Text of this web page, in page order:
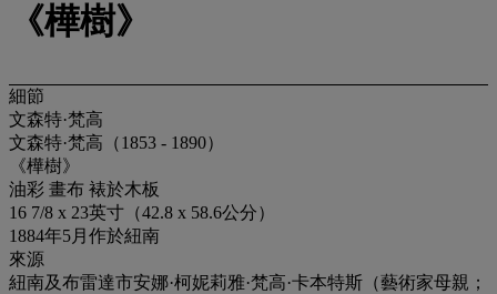
《樺樹》
細節
文森特·梵高
文森特·梵高（1853 - 1890）
《樺樹》
油彩 畫布 裱於木板
16 7/8 x 23英寸（42.8 x 58.6公分）
1884年5月作於紐南
來源
紐南及布雷達市安娜·柯妮莉雅·梵高·卡本特斯（藝術家母親；